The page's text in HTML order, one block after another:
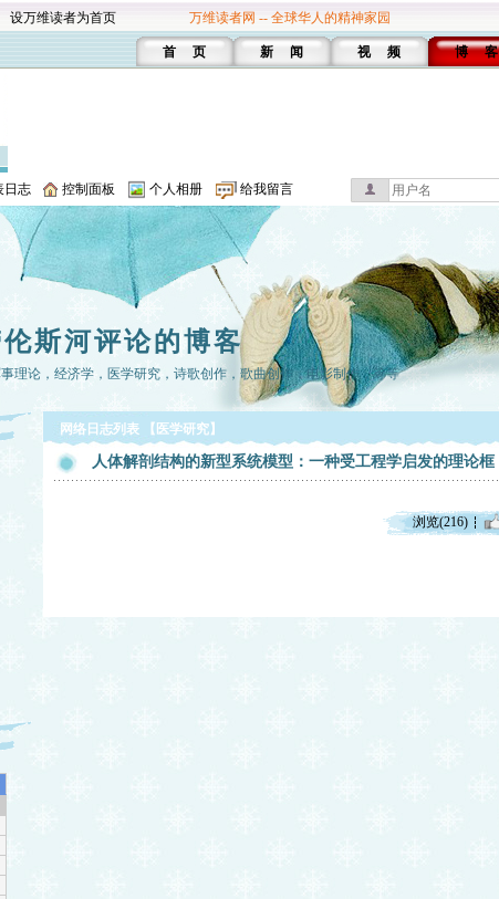
设万维读者为首页 万维读者网 -- 全球华人的精神家园
首 页 新 闻 视 频 博 客
日志 控制面板 个人相册 给我留言
斯河评论的博客
理论，经济学，医学研究，诗歌创作，歌曲创作，电影制作，等等
网络日志列表 【医学研究】
人体解剖结构的新型系统模型：一种受工程学启发的理论框
浏览(216)